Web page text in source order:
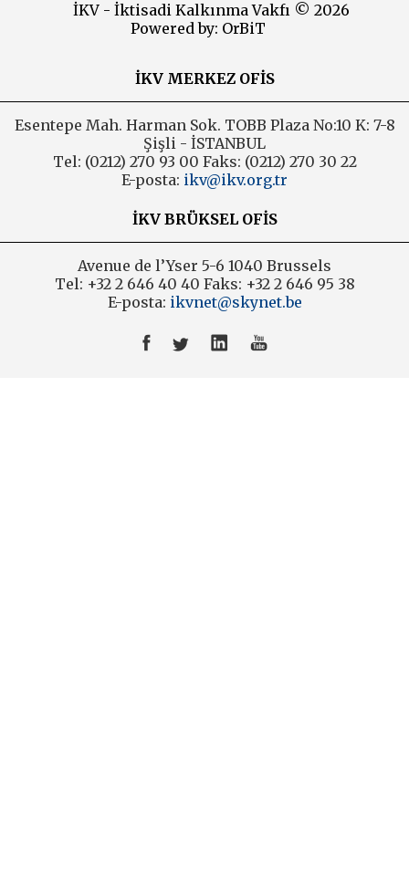
2007
İKV - İktisadi Kalkınma Vakfı © 2026
Powered by: OrBiT
İKV MERKEZ OFİS
Esentepe Mah. Harman Sok. TOBB Plaza No:10 K: 7-8
Şişli - İSTANBUL
Tel: (0212) 270 93 00 Faks: (0212) 270 30 22
E-posta: ikv@ikv.org.tr
İKV BRÜKSEL OFİS
Avenue de l’Yser 5-6 1040 Brussels
Tel: +32 2 646 40 40 Faks: +32 2 646 95 38
E-posta: ikvnet@skynet.be